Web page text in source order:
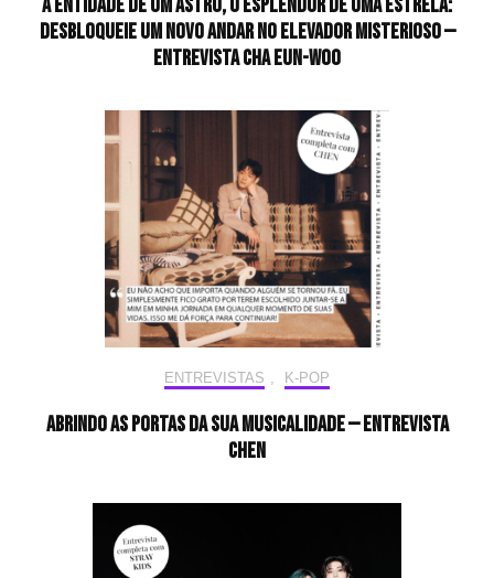
desbloqueie um novo andar no elevador misterioso —
Entrevista CHA EUN-WOO
ENTREVISTAS K-POP
Abrindo as portas da sua musicalidade — Entrevista
CHEN